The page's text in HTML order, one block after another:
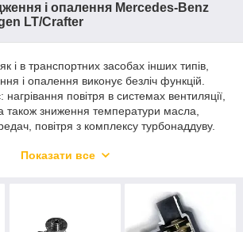
і опалення Mercedes-Benz
LT/Crafter
і в транспортних засобах інших типів,
і опалення виконує безліч функцій.
повітря в системах вентиляції,
також зниження температури масла,
повітря з комплексу турбонаддуву.
застосовуючи для цього якісні
Volkswagen LT/Crafter допоможе
та дефекти систем.
Показати все